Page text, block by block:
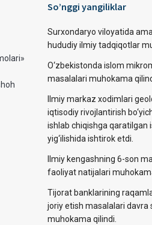
So’nggi yangiliklar
Surxondaryo viloyatida
hududiy ilmiy tadqiqotlar
O‘zbekistonda islom
masalalari muhokama
Ilmiy markaz xodimlari
iqtisodiy rivojlantirish
ishlab chiqishga qaratilgan
yig‘ilishida ishtirok etdi.
Ilmiy kengashning 6-son
faoliyat natijalari
Tijorat banklarining
joriy etish masalalari davra
muhokama qilindi.